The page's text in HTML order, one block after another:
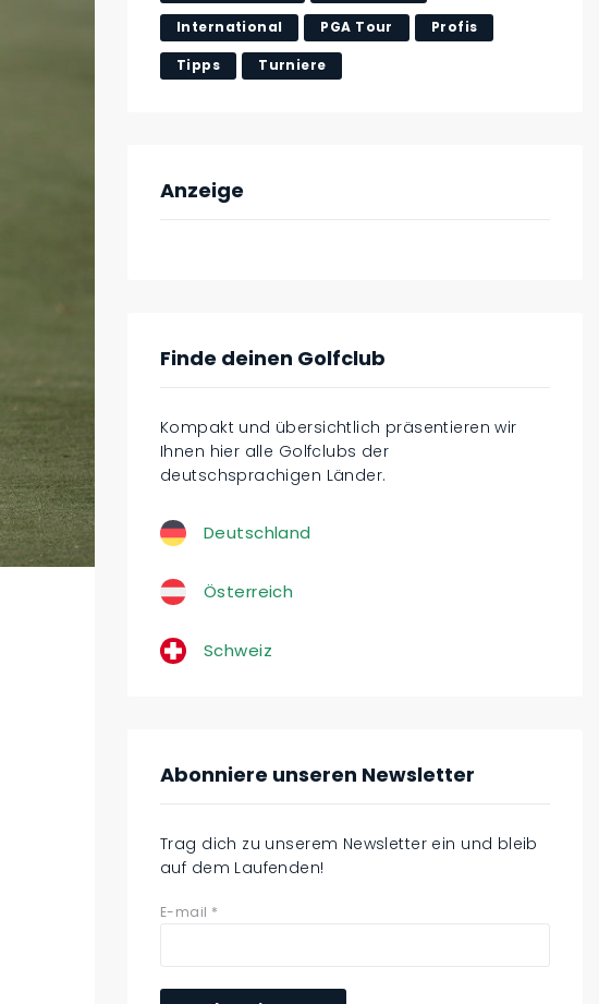
International PGA Tour Profis
Tipps Turniere
Anzeige
Finde deinen Golfclub
Kompakt und übersichtlich präsentieren wir
Ihnen hier alle Golfclubs der
deutschsprachigen Länder.
Deutschland
Österreich
Schweiz
Abonniere unseren Newsletter
Trag dich zu unserem Newsletter ein und bleib
auf dem Laufenden!
E-mail *